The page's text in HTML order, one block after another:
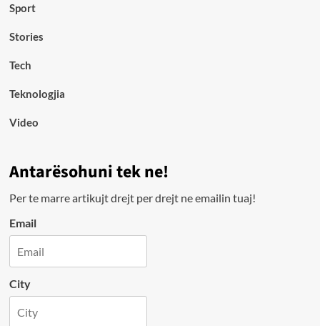
Sport
Stories
Tech
Teknologjia
Video
Antarësohuni tek ne!
Per te marre artikujt drejt per drejt ne emailin tuaj!
Email
City